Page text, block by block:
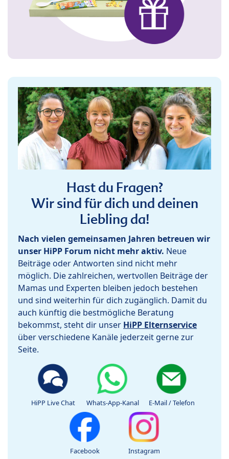
Hast du Fragen?
Wir sind für dich und deinen
Liebling da!
Nach vielen gemeinsamen Jahren betreuen wir
unser HiPP Forum nicht mehr aktiv. Neue
Beiträge oder Antworten sind nicht mehr
möglich. Die zahlreichen, wertvollen Beiträge der
Mamas und Experten bleiben jedoch bestehen
und sind weiterhin für dich zugänglich. Damit du
auch künftig die bestmögliche Beratung
bekommst, steht dir unser HiPP Elternservice
über verschiedene Kanäle jederzeit gerne zur
Seite.
HiPP Live Chat Whats-App-Kanal E-Mail / Telefon
Facebook Instagram